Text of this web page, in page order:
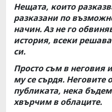
Нещата, които
разказани по
начин. Аз не го
история, всеки
си.
Просто съм в неговия
му се сърдя. Неговите
публиката, нека
хвърчим в облаците.